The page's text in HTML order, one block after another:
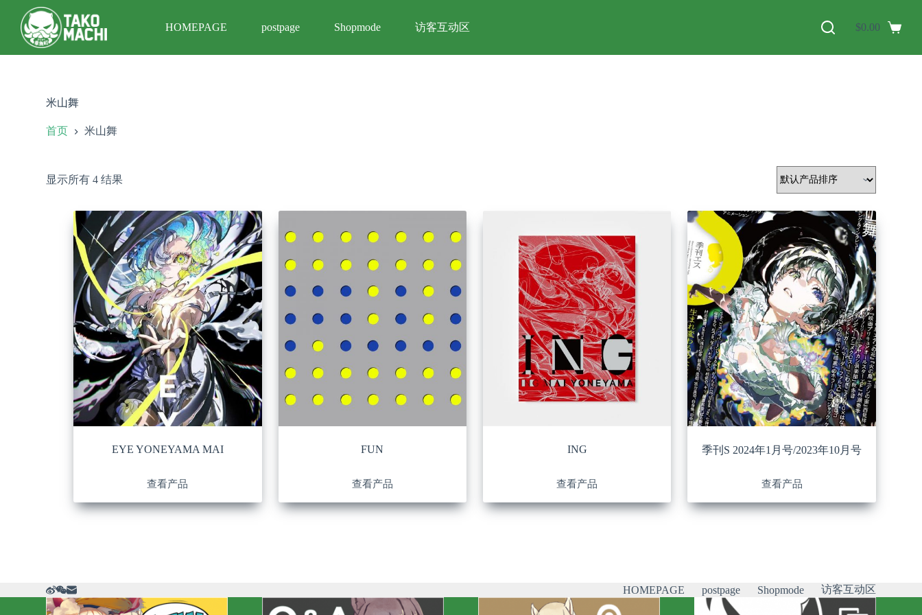
跳
过
内
容
HOMEPAGE postpage Shopmode 访客互动区 $0.00
米山舞
首页 米山舞
显示所有 4 结果
EYE YONEYAMA MAI
查看产品
FUN
查看产品
ING
查看产品
季刊S 2024年1月号/2023年10月号
查看产品
HOMEPAGE postpage Shopmode 访客互动区